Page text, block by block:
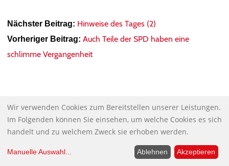
Nächster Beitrag: Hinweise des Tages (2)
Vorheriger Beitrag: Auch Teile der SPD haben eine
schlimme Vergangenheit
NDS
Kommen Sie miteinander
Wir verwenden Cookies zum Bereitstellen unserer Leistungen.
Im Folgenden können Sie einsehen, um welche Cookies es sich
handelt und zu welchem Zweck sie erhoben werden.
Manuelle Auswahl... Ablehnen Akzeptieren